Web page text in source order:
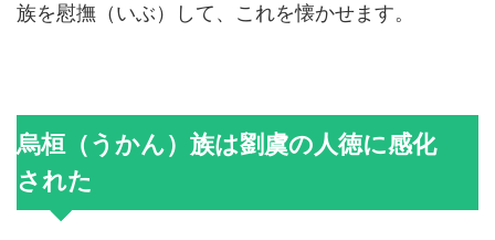
族を慰撫（いぶ）して、これを懐かせます。
烏桓（うかん）族は劉虞の人徳に感化
された